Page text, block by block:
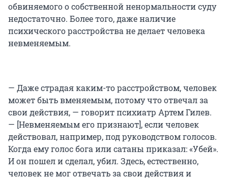
обвиняемого о собственной ненормальности суду
недостаточно. Более того, даже наличие
психического расстройства не делает человека
невменяемым.
— Даже страдая каким-то расстройством, человек
может быть вменяемым, потому что отвечал за
свои действия, — говорит психиатр Артем Гилев.
— [Невменяемым его признают], если человек
действовал, например, под руководством голосов.
Когда ему голос бога или сатаны приказал: «Убей».
И он пошел и сделал, убил. Здесь, естественно,
человек не мог отвечать за свои действия и